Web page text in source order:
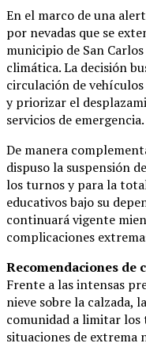
En el marco de una
por nevadas que se
municipio de San
climática. La decisión
circulación de
y priorizar el
servicios de emergencia.
De manera
dispuso la suspensión
los turnos y para la
educativos bajo su
continuará vigente
complicaciones
Recomendaciones
Frente a las intensas
nieve sobre la calzada,
comunidad a limitar los
situaciones de extrema